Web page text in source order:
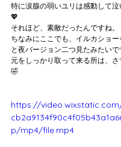
特に涙腺の弱いユリは感動して
💖
それほど、素敵だったんですね。
ちなみにここでも、イルカショ
と夜バージョン二つ見たみたいで
元をしっかり取って来る所は、
🤣
https://
p/mp4/file.mp4